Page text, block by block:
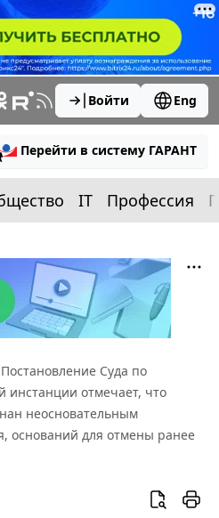
Войти Eng
Перейти в систему ГАРАНТ
IT Профессия
Постановление Суда по
инстанции отмечает, что
неосновательным
оснований для отмены ранее